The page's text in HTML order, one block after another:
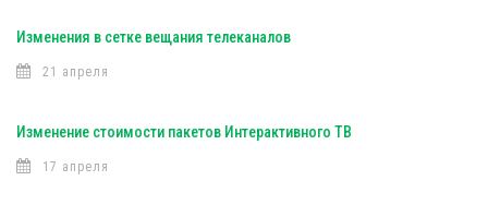
Изменения в сетке вещания телеканалов
21 апреля
Изменение стоимости пакетов Интерактивного ТВ
17 апреля